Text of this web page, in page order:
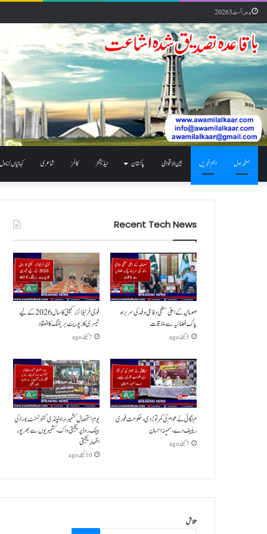
بدھ, اگست 5 2026
صفحہ اول اہم خبریں بین الاقوامی پاکستان ایڈیشنز کالمز شاعری کہانیاں / ناول
Recent Tech News
صومالیہ کے اعلیٰ سطحی دفاعی وفد کی سربراہ
پاک فضائیہ سے ملاقات
5 گھنٹے ago
فوجی فرٹیلائزر کمپنی کا سال 2026 کے لیے
تیسری کارپوریٹ بریفنگ کا انعقاد
7 گھنٹے ago
مہنگائی نے عوام کی کمر توڑ دی،حکومت فوری
ریلیف دے،سمینہ احسان
7 گھنٹے ago
یومِ استحصالِ کشمیر،راولپنڈی کنٹونمنٹ بورڈ کی
بینک روڈ پر یکجہتی واک،کشمیریوں سے بھرپور
اظہارِ یکجہتی
10 گھنٹے ago
تلاش